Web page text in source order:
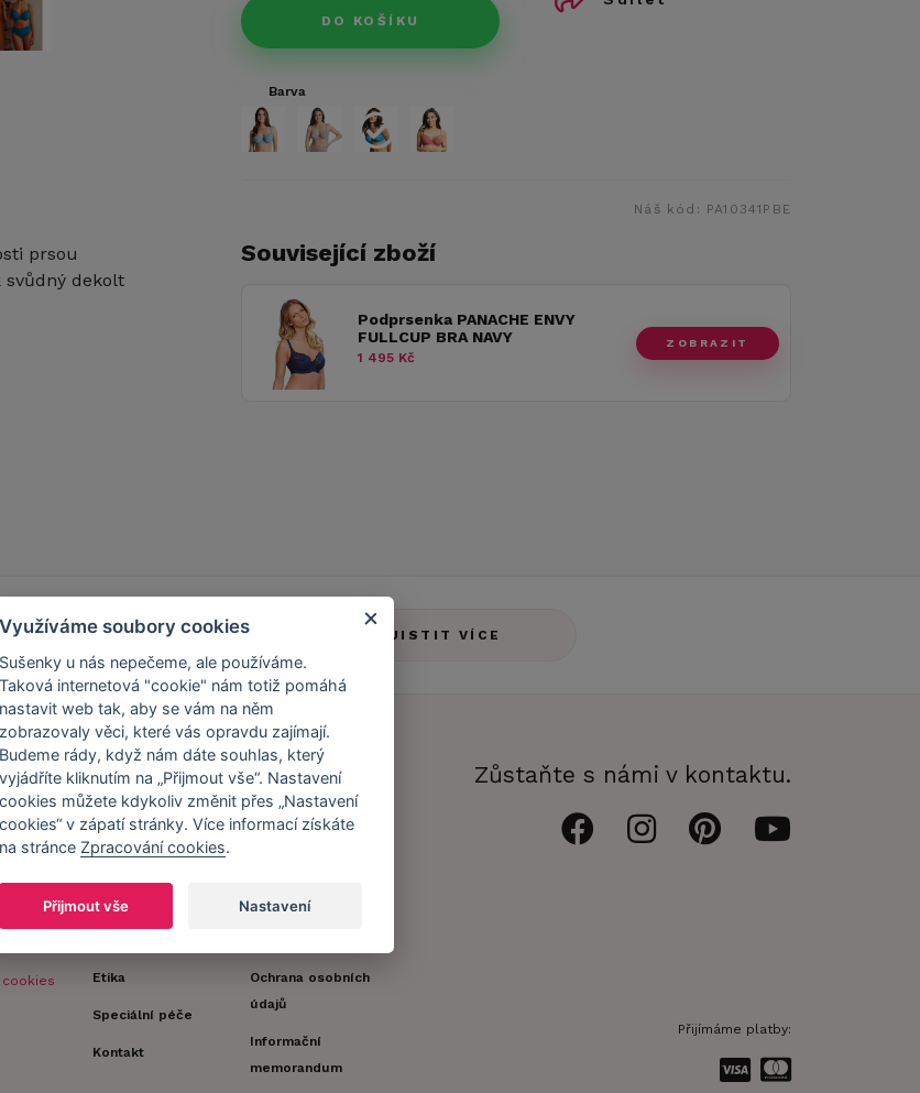
prsou
svůdný dekolt
DO KOŠÍKU
Barva
Náš kód: PA10341PBE
Související zboží
Podprsenka PANACHE ENVY
FULLCUP BRA NAVY
1 495 Kč
ZOBRAZIT
Caresse Clubu! ZJISTIT VÍCE
s
cookies
Náš příběh
Náš tým
Caresse v
Naši partneři a
Etika
Speciální péče
Kontakt
Zákaznický účet
Registrace
Obchodní
Ochrana osobních
údajů
Informační
memorandum
Zůstaňte s námi v kontaktu.
Přijímáme platby:
Využíváme soubory cookies
Sušenky u nás nepečeme, ale používáme.
Taková internetová "cookie" nám totiž pomáhá
nastavit web tak, aby se vám na něm
zobrazovaly věci, které vás opravdu zajímají.
Budeme rády, když nám dáte souhlas, který
vyjádříte kliknutím na „Přijmout vše“. Nastavení
cookies můžete kdykoliv změnit přes „Nastavení
cookies“ v zápatí stránky. Více informací získáte
na stránce Zpracování cookies.
Přijmout vše Nastavení